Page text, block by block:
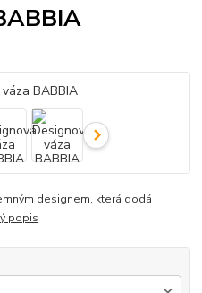
designem, která dodá
popis